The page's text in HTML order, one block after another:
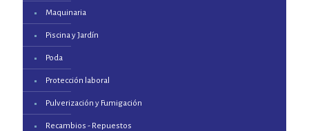
Maquinaria
Piscina y Jardín
Poda
Protección laboral
Pulverización y Fumigación
Recambios - Repuestos